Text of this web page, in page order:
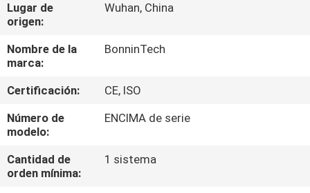
SOBRE
NOSOTROS
VIAJE
DE
LA
FÁBRICA
Lugar de
origen:
Wuhan, China
Nombre de la
marca:
BonninTech
Certificación:
CE, ISO
Número de
modelo:
ENCIMA de serie
Cantidad de
orden mínima:
1 sistema